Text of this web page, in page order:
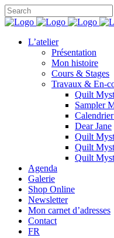
L’atelier
Présentation
Mon histoire
Cours & Stages
Travaux & En-
Quilt
Sampler
Dear Jane
Quilt
Quilt
Quilt
Agenda
Galerie
Shop Online
Newsletter
Mon carnet d’adresses
Contact
FR